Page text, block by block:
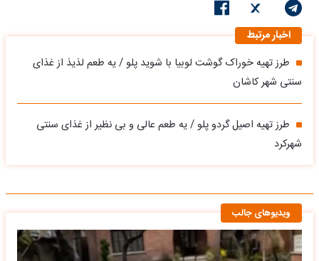
اخبار مرتبط
طرز تهیه خوراک گوشت لوبیا با شوید پلو / یه طعم لذیذ از غذای
سنتی شهر کاشان
طرز تهیه اصیل گردو پلو / یه طعم عالی و بی نظیر از غذای سنتی
شهرکرد
ویدیوهای جالب